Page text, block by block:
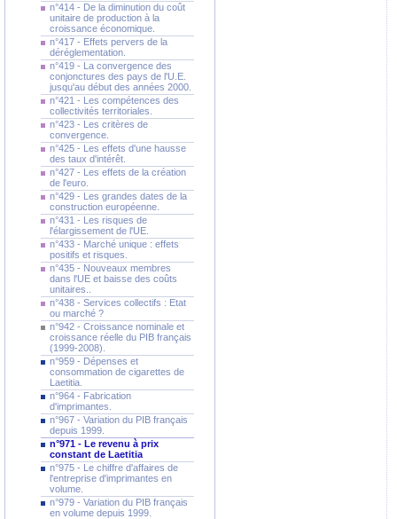
n°414 - De la diminution du coût
unitaire de production à la
croissance économique.
n°417 - Effets pervers de la
déréglementation.
n°419 - La convergence des
conjonctures des pays de l'U.E.
jusqu'au début des années 2000.
n°421 - Les compétences des
collectivités territoriales.
n°423 - Les critères de
convergence.
n°425 - Les effets d'une hausse
des taux d'intérêt.
n°427 - Les effets de la création
de l'euro.
n°429 - Les grandes dates de la
construction européenne.
n°431 - Les risques de
l'élargissement de l'UE.
n°433 - Marché unique : effets
positifs et risques.
n°435 - Nouveaux membres
dans l'UE et baisse des coûts
unitaires..
n°438 - Services collectifs : Etat
ou marché ?
n°942 - Croissance nominale et
croissance réelle du PIB français
(1999-2008).
n°959 - Dépenses et
consommation de cigarettes de
Laetitia.
n°964 - Fabrication
d'imprimantes.
n°967 - Variation du PIB français
depuis 1999.
n°971 - Le revenu à prix
constant de Laetitia
n°975 - Le chiffre d'affaires de
l'entreprise d'imprimantes en
volume.
n°979 - Variation du PIB français
en volume depuis 1999.